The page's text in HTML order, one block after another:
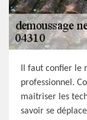
Il faut confier le
professionnel.
maitriser les
savoir se